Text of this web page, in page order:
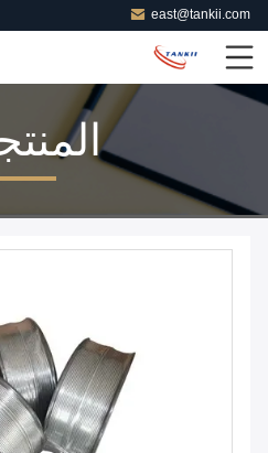
east@tankii.com